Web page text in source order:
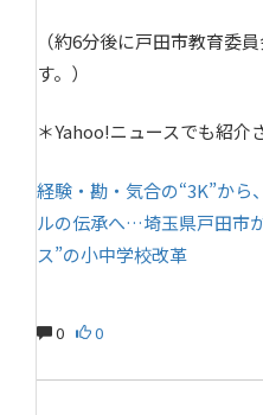
（約6分後に戸田市教育委
す。）
＊Yahoo!ニュースでも紹介
経験・勘・気合の“3K”から
ルの伝承へ…埼玉県戸田市
ス”の小中学校改革
0 0